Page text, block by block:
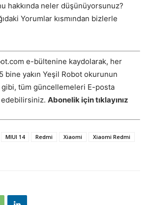
hakkında neler düşünüyorsunuz?
Yorumlar kısmından bizlerle
e-bültenine kaydolarak, her
bine yakın Yeşil Robot okurunun
gibi, tüm güncellemeleri E-posta
Abonelik için tıklayınız
MIUI 14 Redmi Xiaomi
Xiaomi Redmi